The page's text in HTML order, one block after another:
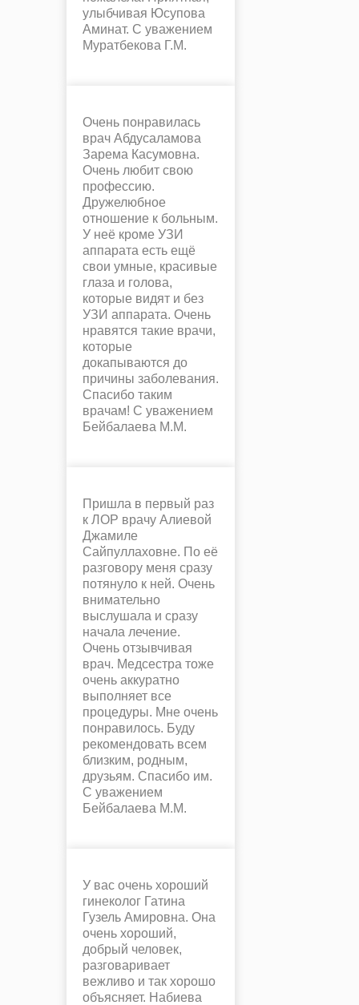
улыбчивая Юсупова
Аминат. С уважением
Муратбекова Г.М.
Очень понравилась
врач Абдусаламова
Зарема Касумовна.
Очень любит свою
профессию.
Дружелюбное
отношение к больным.
У неё кроме УЗИ
аппарата есть ещё
свои умные, красивые
глаза и голова,
которые видят и без
УЗИ аппарата. Очень
нравятся такие врачи,
которые
докапываются до
причины заболевания.
Спасибо таким
врачам! С уважением
Бейбалаева М.М.
Пришла в первый раз
к ЛОР врачу Алиевой
Джамиле
Сайпуллаховне. По её
разговору меня сразу
потянуло к ней. Очень
внимательно
выслушала и сразу
начала лечение.
Очень отзывчивая
врач. Медсестра тоже
очень аккуратно
выполняет все
процедуры. Мне очень
понравилось. Буду
рекомендовать всем
близким, родным,
друзьям. Спасибо им.
С уважением
Бейбалаева М.М.
У вас очень хороший
гинеколог Гатина
Гузель Амировна. Она
очень хороший,
добрый человек,
разговаривает
вежливо и так хорошо
объясняет. Набиева